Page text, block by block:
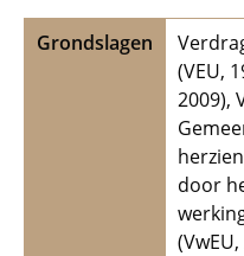
Grondslagen
(VEU,
2009),
door